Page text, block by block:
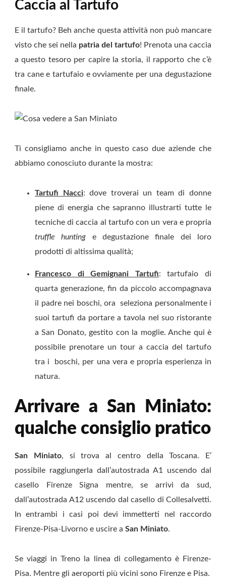
Caccia al Tartufo
E il tartufo? Beh anche questa attività non può mancare
visto che sei nella patria del tartufo! Prenota una caccia
a questo tesoro per capire la storia, il rapporto che c’è
tra cane e tartufaio e ovviamente per una degustazione
finale.
Ti consigliamo anche in questo caso due aziende che
abbiamo conosciuto durante la mostra:
Tartufi Nacci: dove troverai un team di donne
piene di energia che sapranno illustrarti tutte le
tecniche di caccia al tartufo con un vera e propria
truffle hunting e degustazione finale dei loro
prodotti di altissima qualità;
Francesco di Gemignani Tartufi: tartufaio di
quarta generazione, fin da piccolo accompagnava
il padre nei boschi, ora seleziona personalmente i
suoi tartufi da portare a tavola nel suo ristorante
a San Donato, gestito con la moglie. Anche qui è
possibile prenotare un tour a caccia del tartufo
tra i boschi, per una vera e propria esperienza in
natura.
Arrivare a San Miniato:
qualche consiglio pratico
San Miniato, si trova al centro della Toscana. E’
possibile raggiungerla dall’autostrada A1 uscendo dal
casello Firenze Signa mentre, se arrivi da sud,
dall’autostrada A12 uscendo dal casello di Collesalvetti.
In entrambi i casi poi devi immetterti nel raccordo
Firenze-Pisa-Livorno e uscire a San Miniato.
Se viaggi in Treno la linea di collegamento è Firenze-
Pisa. Mentre gli aeroporti più vicini sono Firenze e Pisa.